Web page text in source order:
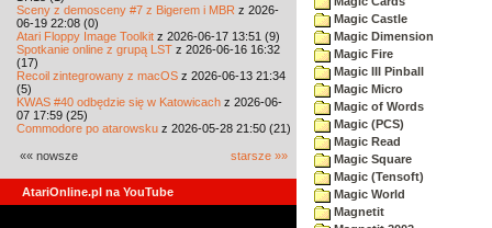
Sceny z demosceny #7 z Bigerem i MBR z 2026-
06-19 22:08 (0)
Atari Floppy Image Toolkit z 2026-06-17 13:51 (9)
Spotkanie online z grupą LST z 2026-06-16 16:32
(17)
Recoil zintegrowany z macOS z 2026-06-13 21:34
(5)
KWAS #40 odbędzie się w Katowicach z 2026-06-
07 17:59 (25)
Commodore po atarowsku z 2026-05-28 21:50 (21)
«« nowsze starsze »»
AtariOnline.pl na YouTube
Magic Castle
Magic Dimension
Magic Fire
Magic III Pinball
Magic Micro
Magic of Words
Magic (PCS)
Magic Read
Magic Square
Magic (Tensoft)
Magic World
Magnetit